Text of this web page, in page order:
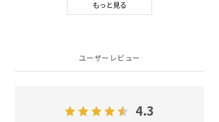
もっと見る
ユーザーレビュー
4.3